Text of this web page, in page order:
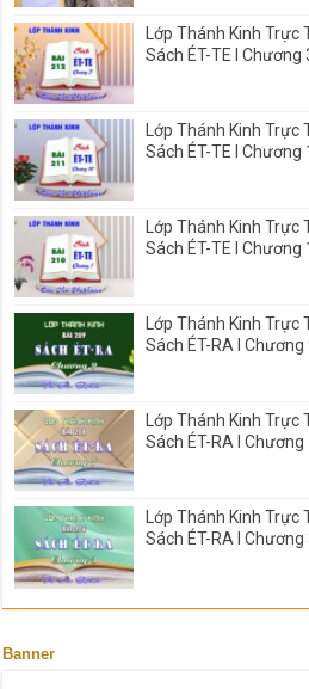
Lớp Thánh Kinh Trực
Sách ÉT-TE I
Lớp Thánh Kinh Trực
Sách ÉT-TE I
Lớp Thánh Kinh Trực
Sách ÉT-TE I
Lớp Thánh Kinh Trực
Sách ÉT-RA I
Lớp Thánh Kinh Trực
Sách ÉT-RA I
Lớp Thánh Kinh Trực
Sách ÉT-RA I
Banner